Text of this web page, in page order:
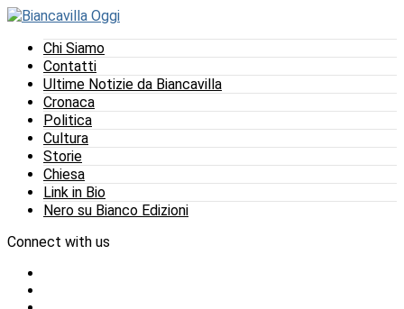
Chi Siamo
Contatti
Ultime Notizie da Biancavilla
Cronaca
Politica
Cultura
Storie
Chiesa
Link in Bio
Nero su Bianco Edizioni
Connect with us